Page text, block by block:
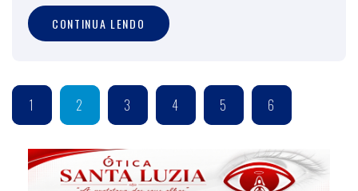
CONTINUA LENDO
1 2 3 4 5 6